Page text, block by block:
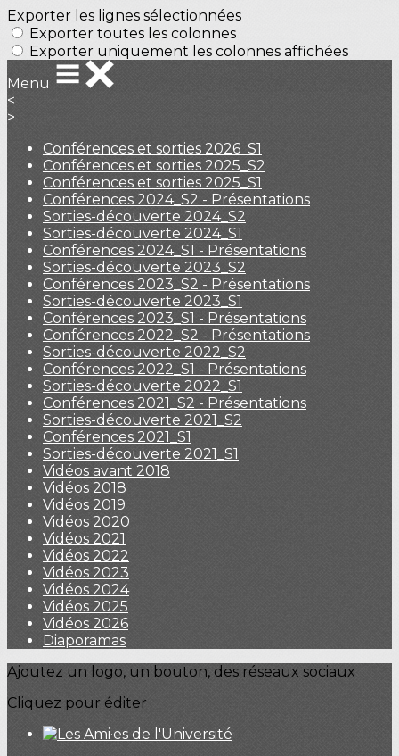
Exporter les lignes sélectionnées
Exporter toutes les colonnes
Exporter uniquement les colonnes affichées
Menu
<
>
Conférences et sorties 2026_S1
Conférences et sorties 2025_S2
Conférences et sorties 2025_S1
Conférences 2024_S2 - Présentations
Sorties-découverte 2024_S2
Sorties-découverte 2024_S1
Conférences 2024_S1 - Présentations
Sorties-découverte 2023_S2
Conférences 2023_S2 - Présentations
Sorties-découverte 2023_S1
Conférences 2023_S1 - Présentations
Conférences 2022_S2 - Présentations
Sorties-découverte 2022_S2
Conférences 2022_S1 - Présentations
Sorties-découverte 2022_S1
Conférences 2021_S2 - Présentations
Sorties-découverte 2021_S2
Conférences 2021_S1
Sorties-découverte 2021_S1
Vidéos avant 2018
Vidéos 2018
Vidéos 2019
Vidéos 2020
Vidéos 2021
Vidéos 2022
Vidéos 2023
Vidéos 2024
Vidéos 2025
Vidéos 2026
Diaporamas
Ajoutez un logo, un bouton, des réseaux sociaux
Cliquez pour éditer